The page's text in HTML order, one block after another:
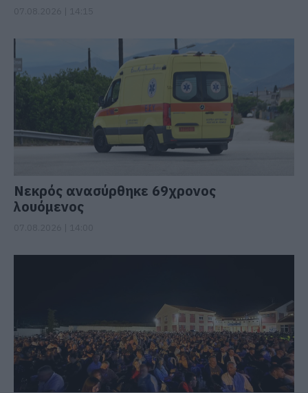
Νεκρός ανασύρθηκε 69χρονος
λουόμενος